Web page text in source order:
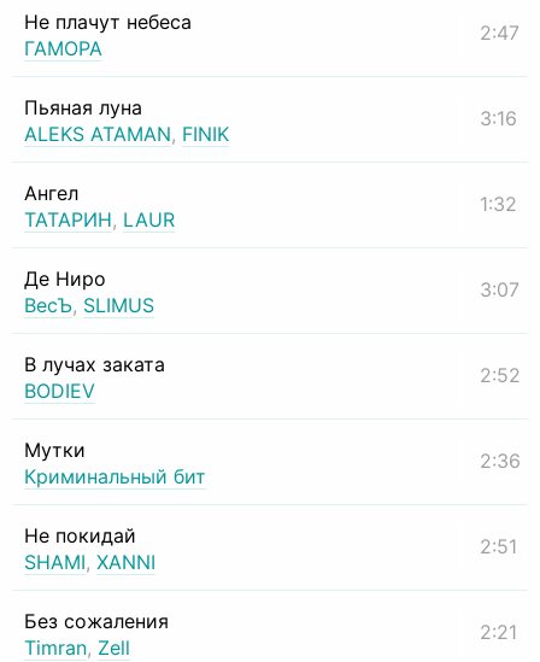
Не плачут небеса
ГАМОРА
2:47
Пьяная луна
ALEKS ATAMAN, FINIK
3:16
Ангел
ТАТАРИН, LAUR
1:32
Де Ниро
ВесЪ, SLIMUS
3:07
В лучах заката
BODIEV
2:52
Мутки
Криминальный бит
2:36
Не покидай
SHAMI, XANNI
2:51
Без сожаления
Timran, Zell
2:21